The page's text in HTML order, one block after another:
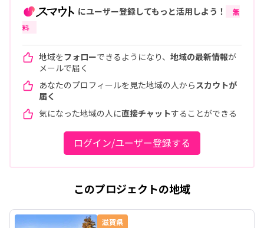
にユーザー登録してもっと活用しよう！
無
料
地域をフォローできるようになり、 地域の最新情報が
メールで届く
あなたのプロフィールを見た地域の人から スカウトが
届く
気になった地域の人に直接チャットすることができる
ログイン/ユーザー登録する
このプロジェクトの地域
滋賀県